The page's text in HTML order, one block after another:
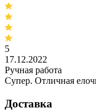
5
17.12.2022
Ручная работа
Супер. Отличная
Доставка